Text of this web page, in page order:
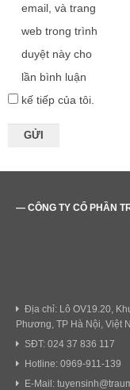
email, và trang
web trong trình
duyệt này cho
lần bình luận
kế tiếp của tôi.
— CÔNG TY CỔ PHẦN
Địa chỉ: Lô OV19.20,
Phương, TP Hà Nội, Việt
SĐT: 024 37 836 117
Hotline: 0969-911-139
E-Mail: